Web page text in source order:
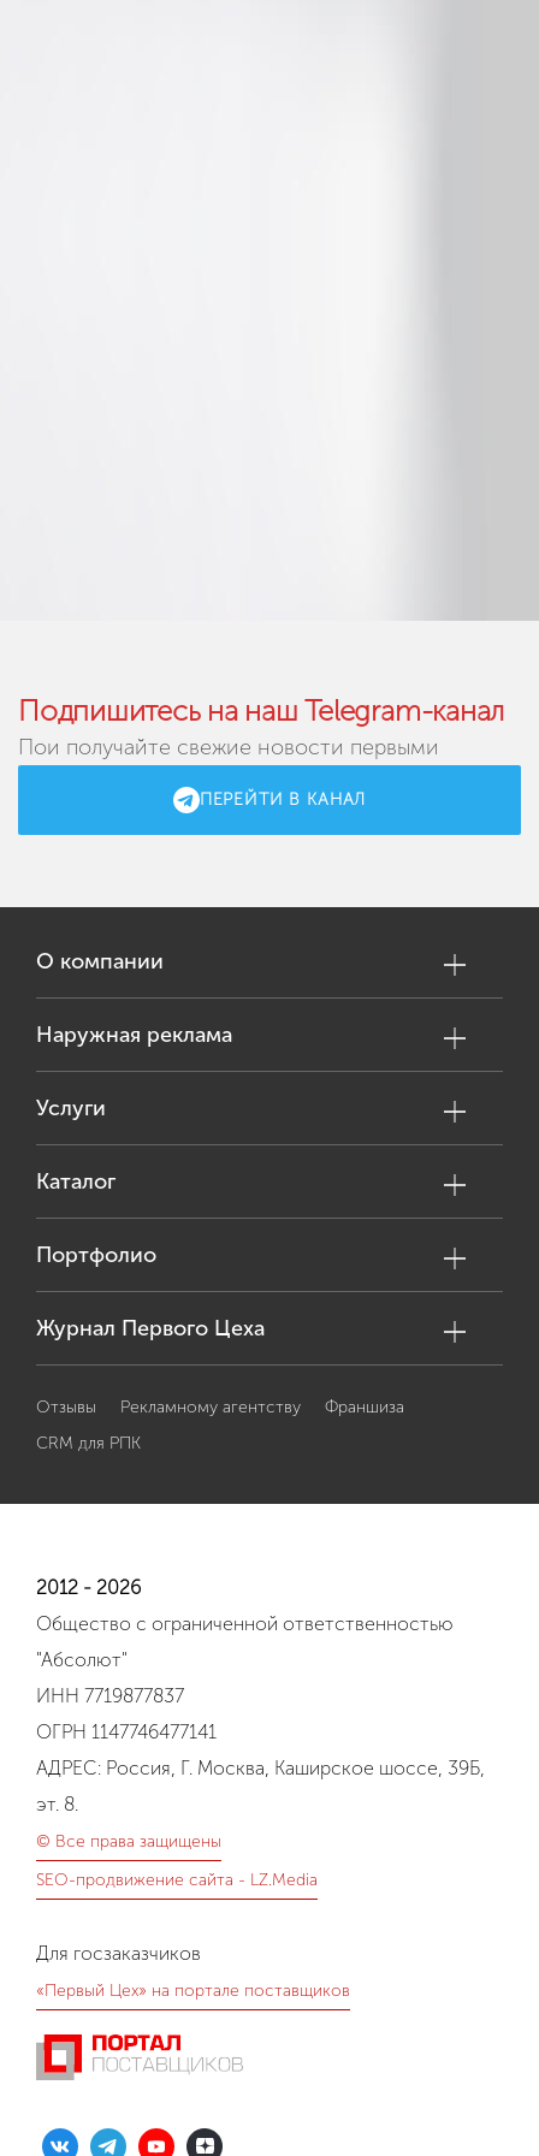
Подпишитесь на наш Telegram-канал
Пои получайте свежие новости первыми
ПЕРЕЙТИ В КАНАЛ
О компании
Наружная реклама
Услуги
Каталог
Портфолио
Журнал Первого Цеха
Отзывы Рекламному агентству
Франшиза
CRM для РПК
2012 - 2026
Общество с ограниченной ответственностью
"Абсолют"
ИНН 7719877837
ОГРН 1147746477141
АДРЕС: Россия, Г. Москва, Каширское шоссе, 39Б,
эт. 8.
© Все права защищены
SEO-продвижение сайта - LZ.Media
Для госзаказчиков
«Первый Цех» на портале поставщиков